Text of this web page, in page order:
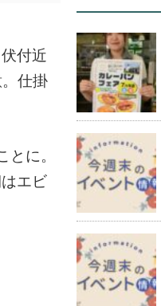
付近
仕掛
に。
エビ